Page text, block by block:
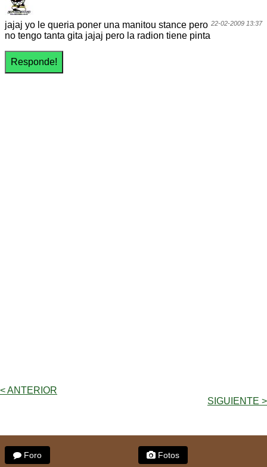
22-02-2009 13:37
jajaj yo le queria poner una manitou stance pero
no tengo tanta gita jajaj pero la radion tiene pinta
< ANTERIOR
SIGUIENTE >
Foro
Fotos